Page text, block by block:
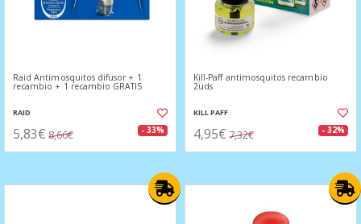
Raid Antimosquitos difusor + 1
recambio + 1 recambio GRATIS
RAID
5,83€ 8,66€ - 33%
Kill-Paff antimosquitos recambio
2uds
KILL PAFF
4,95€ 7,32€ - 32%